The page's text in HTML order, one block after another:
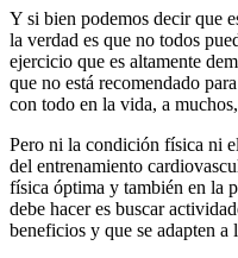
Y si bien podemos decir que
la verdad es que no todos
ejercicio que es altamente
que no está recomendado
con todo en la vida, a
Pero ni la condición física ni
del entrenamiento
física óptima y también en la
debe hacer es buscar
beneficios y que se adapten a